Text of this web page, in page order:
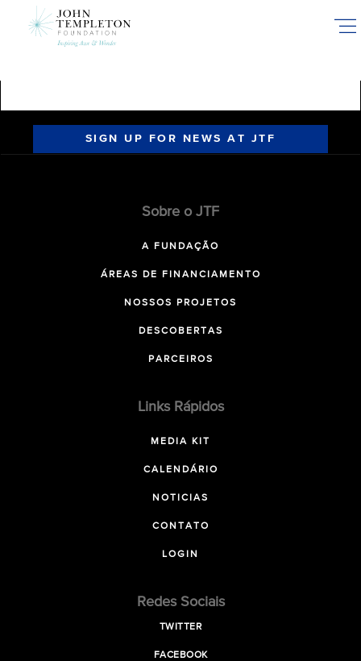
SIGN UP FOR NEWS AT JTF
Sobre o JTF
A FUNDAÇÃO
ÁREAS DE FINANCIAMENTO
NOSSOS PROJETOS
DESCOBERTAS
PARCEIROS
Links Rápidos
MEDIA KIT
CALENDÁRIO
NOTICIAS
CONTATO
LOGIN
Redes Sociais
TWITTER
FACEBOOK